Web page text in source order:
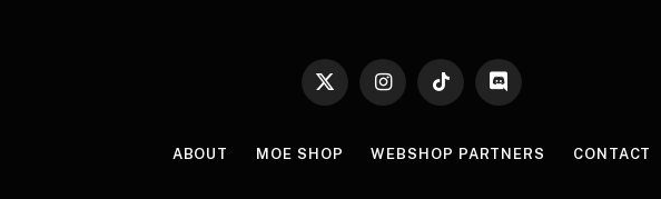
X
InstagramTikTok Discord
ABOUT MOE SHOP WEBSHOP PARTNERS CONTACT